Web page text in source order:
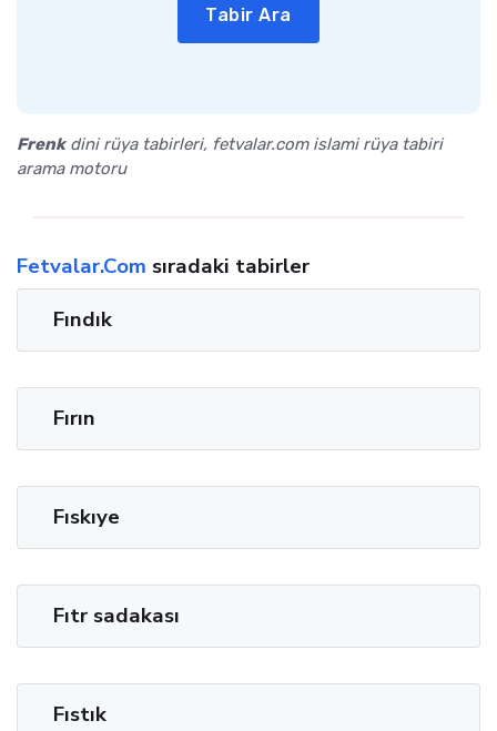
Tabir Ara
Frenkdini rüya tabirleri, fetvalar.com islami rüya tabiri
arama motoru
Fetvalar.Com sıradaki tabirler
Fındık
Fırın
Fıskıye
Fıtr sadakası
Fıstık